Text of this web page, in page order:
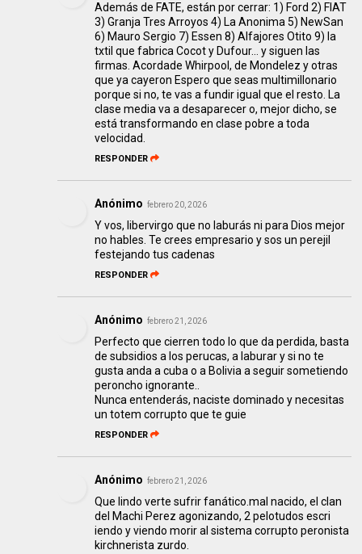
Además de FATE, están por cerrar: 1) Ford 2) FIAT
3) Granja Tres Arroyos 4) La Anonima 5) NewSan
6) Mauro Sergio 7) Essen 8) Alfajores Otito 9) la
txtil que fabrica Cocot y Dufour… y siguen las
firmas. Acordade Whirpool, de Mondelez y otras
que ya cayeron Espero que seas multimillonario
porque si no, te vas a fundir igual que el resto. La
clase media va a desaparecer o, mejor dicho, se
está transformando en clase pobre a toda
velocidad.
RESPONDER
Anónimo febrero 20, 2026
Y vos, libervirgo que no laburás ni para Dios mejor
no hables. Te crees empresario y sos un perejil
festejando tus cadenas
RESPONDER
Anónimo febrero 21, 2026
Perfecto que cierren todo lo que da perdida, basta
de subsidios a los perucas, a laburar y si no te
gusta anda a cuba o a Bolivia a seguir sometiendo
peroncho ignorante..
Nunca entenderás, naciste dominado y necesitas
un totem corrupto que te guie
RESPONDER
Anónimo febrero 21, 2026
Que lindo verte sufrir fanático.mal nacido, el clan
del Machi Perez agonizando, 2 pelotudos escri
iendo y viendo morir al sistema corrupto peronista
kirchnerista zurdo.